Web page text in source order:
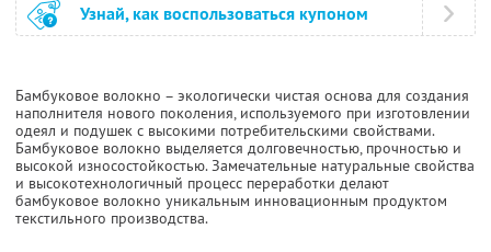
Узнай, как воспользоваться купоном
Бамбуковое волокно – экологически чистая основа для создания
наполнителя нового поколения, используемого при изготовлении
одеял и подушек с высокими потребительскими свойствами.
Бамбуковое волокно выделяется долговечностью, прочностью и
высокой износостойкостью. Замечательные натуральные свойства
и высокотехнологичный процесс переработки делают
бамбуковое волокно уникальным инновационным продуктом
текстильного производства.